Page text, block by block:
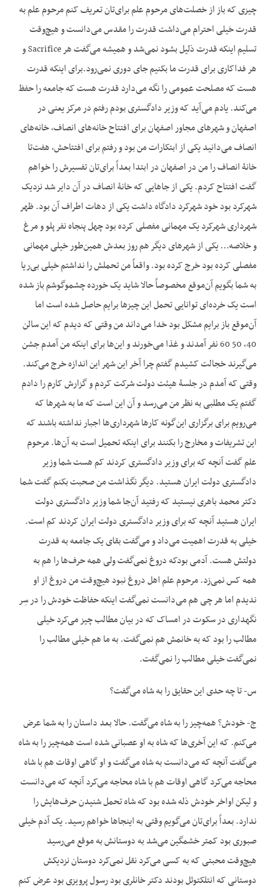
چیزی که باز از خصلت‌های مرحوم علم برای‌تان تعریف کنم مرحوم علم به
قدرت خیلی احترام می‌داشت قدرت را مقدس می‌دانست و هیچ‌وقت
تسلیم این‏که قدرت ذلیل بشود نمی‌شد و همیشه می‌گفت هر Sacrifice و
هر فداکاری برای قدرت ما بکنیم جای دوری نمی‌رود.برای این‏که قدرت
هست که مصلحت عمومی را نگه می‌دارد قدرت هست که جامعه را حفظ
می‌کند. یادم می‌آید که وزیر دادگستری بودم رفتم در مرکز یعنی در
اصفهان و شهرهای مجاور اصفهان برای افتتاح خانه‌های انصاف، خانه‌های
انصاف می‌دانید یکی از ابتکارات من بود و رفتم برای افتتاحش، هفت‌تا
خانۀ انصاف را من در اصفهان در ابتدا بعداً برای‌تان تفسیرش را خواهم
گفت افتتاح کردم. یکی از جاهایی که خانۀ انصاف در آن دایر شد نزدیک
شهرکرد بود خود شهرکرد دادگاه داشت یکی از دهات اطراف آن بود. ظهر
شهرداری شهرکرد یک مهمانی مفصلی کرده بود چهل پنجاه نفر پلو و مرغ
و خلاصه… یکی از شهرهای دیگر هم روز بعدش همین‌طور خیلی مهمانی
مفصلی کرده بود خرج کرده بود. واقعاً من تحملش را نداشتم خیلی بی‌ریا
به شما بگویم آن‌موقع مخصوصاً حالا شاید یک خورده چشم‏وگوشم باز شده
است یک خرده‌ای توانایی تحمل این چیزها برایم حاصل شده است اما
آن‌موقع باز برایم مشکل بود خدا می‌داند من وقتی که دیدم که این سالن
40، 50 60 نفر آمدند و غذا می‌خورند و این‌ها برای این‏که من آمدم جشن
می‌گیرند خجالت کشیدم گفتم چرا آخر این شهر این اندازه خرج می‌کند.
وقتی که آمدم در جلسۀ هیئت دولت شرکت کردم و گزارش کارم را دادم
گفتم یک مطلبی به نظر من می‌رسد و آن این است که ما به شهرها که
می‌رویم برای برگزاری این‌گونه کارها شهرداری‌ها اجبار نداشته باشند که
این تشریفات و مخارج را بکنند برای این‏که تحمیل است به آن‌ها. مرحوم
علم گفت آنچه که برای وزیر دادگستری کردند کم هست شما وزیر
دادگستری دولت ایران هستید. دیگر نگذاشت من صحبت بکنم گفت شما
دکتر محمد باهری نیستید که رفتید آن‌جا شما وزیر دادگستری دولت
ایران هستید آنچه که برای وزیر دادگستری دولت ایران کردند کم است.
خیلی به قدرت اهمیت می‌داد و می‌گفت بقای یک جامعه به قدرت
دولتش هست. آدمی بودکه دروغ نمی‌گفت ولی همه حرف‌ها را هم به
همه ‌کس نمی‌زد. مرحوم علم اهل دروغ نبود هیچ‌وقت من دروغ از او
ندیدم اما هر چی هم می‌دانست نمی‌گفت این‏که حفاظت خودش را در سِر
نگهداری در سکوت در امساک که در بیان مطالب چیز می‌کرد خیلی
مطالب را بود که به خانمش هم نمی‌گفت. به ما هم خیلی مطالب را
نمی‌گفت خیلی مطالب را نمی‌گفت.
س- تا چه حدی این حقایق را به شاه می‌گفت؟
ج- خودش؟ همه‌چیز را به شاه می‌گفت. حالا بعد داستان را به شما عرض
می‌کنم. که این آخری‌ها که شاه به او عصبانی شده است همه‌چیز را به شاه
می‌گفت آنچه که می‌دانست به شاه می‌گفت و او گاهی اوقات هم با شاه
محاجه می‌کرد گاهی اوقات هم با شاه محاجه می‌کرد آنچه که می‌دانست
و لیکن اواخر خودش ذله شده بود که شاه تحمل شنیدن حرف‌هایش را
ندارد. بعداً برای‌تان می‌گویم وقتی به اینجاها خواهم رسید. یک آدم خیلی
صبوری بود کمتر خشمگین می‌شد به دوستانش به موقع می‌رسید
هیچ‌وقت محبتی که به کسی می‌کرد نقل نمی‌کرد دوستان نزدیکش
دوستانی که انتلکتوئل بودند دکتر خانلری بود رسول پرویزی بود عرض کنم